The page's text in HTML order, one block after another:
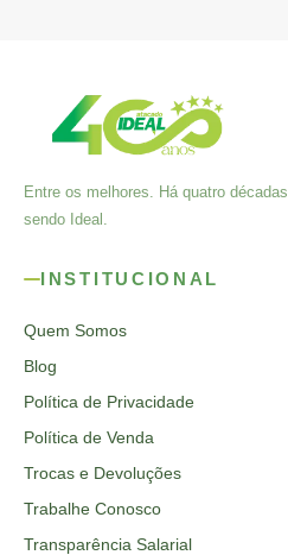
Entre os melhores. Há quatro décadas,
sendo Ideal.
INSTITUCIONAL
Quem Somos
Blog
Política de Privacidade
Política de Venda
Trocas e Devoluções
Trabalhe Conosco
Transparência Salarial